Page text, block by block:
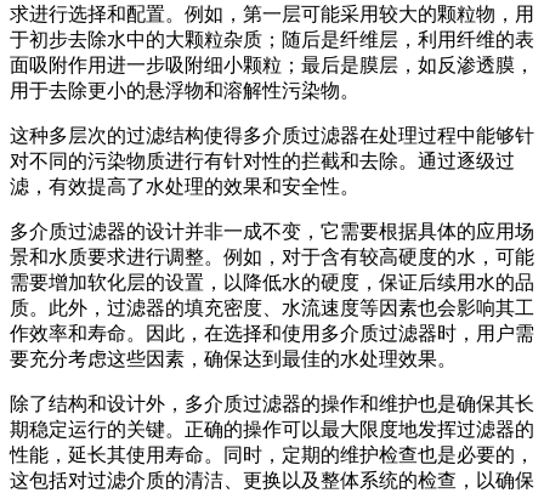
求进行选择和配置。例如，第一层可能采用较大的颗粒物，用
于初步去除水中的大颗粒杂质；随后是纤维层，利用纤维的表
面吸附作用进一步吸附细小颗粒；最后是膜层，如反渗透膜，
用于去除更小的悬浮物和溶解性污染物。
这种多层次的过滤结构使得多介质过滤器在处理过程中能够针
对不同的污染物质进行有针对性的拦截和去除。通过逐级过
滤，有效提高了水处理的效果和安全性。
多介质过滤器的设计并非一成不变，它需要根据具体的应用场
景和水质要求进行调整。例如，对于含有较高硬度的水，可能
需要增加软化层的设置，以降低水的硬度，保证后续用水的品
质。此外，过滤器的填充密度、水流速度等因素也会影响其工
作效率和寿命。因此，在选择和使用多介质过滤器时，用户需
要充分考虑这些因素，确保达到最佳的水处理效果。
除了结构和设计外，多介质过滤器的操作和维护也是确保其长
期稳定运行的关键。正确的操作可以最大限度地发挥过滤器的
性能，延长其使用寿命。同时，定期的维护检查也是必要的，
这包括对过滤介质的清洁、更换以及整体系统的检查，以确保